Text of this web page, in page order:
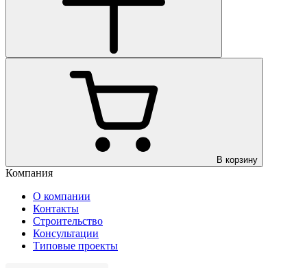
В корзину
Компания
О компании
Контакты
Строительство
Консультации
Типовые проекты